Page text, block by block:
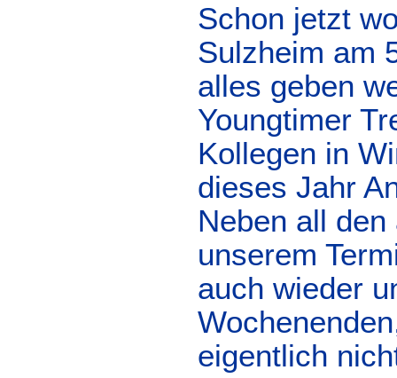
Schon jetzt
Sulzheim am
alles geben
Youngtimer
Kollegen in
dieses Jahr
Neben all
unserem
auch wieder
eigentlich